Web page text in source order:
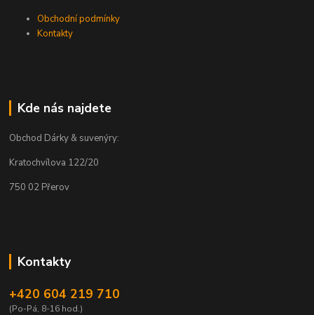
Obchodní podmínky
Kontakty
Kde nás najdete
Obchod Dárky & suvenýry:
Kratochvílova 122/20
750 02 Přerov
Kontakty
+420 604 219 710
(Po-Pá, 8-16 hod.)